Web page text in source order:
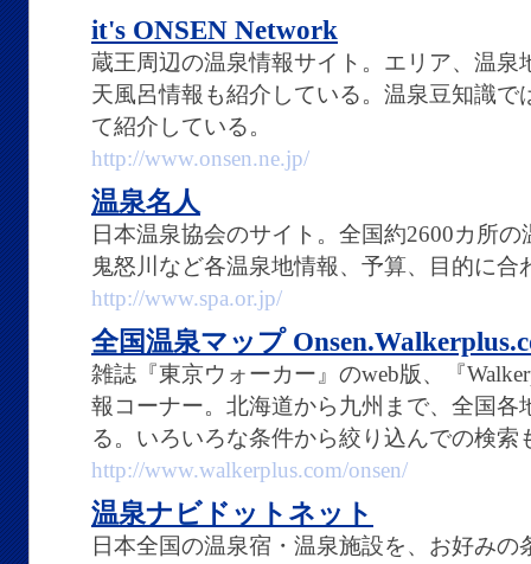
it's ONSEN Network
蔵王周辺の温泉情報サイト。エリア、温泉
天風呂情報も紹介している。温泉豆知識
て紹介している。
http://www.onsen.ne.jp/
温泉名人
日本温泉協会のサイト。全国約2600カ所
鬼怒川など各温泉地情報、予算、目的に
http://www.spa.or.jp/
全国温泉マップ
雑誌『東京ウォーカー』のweb版、『
報コーナー。北海道から九州まで、全国各
る。いろいろな条件から絞り込んでの検索
http://www.walkerplus.com/onsen/
温泉ナビドットネット
日本全国の温泉宿・温泉施設を、お好み